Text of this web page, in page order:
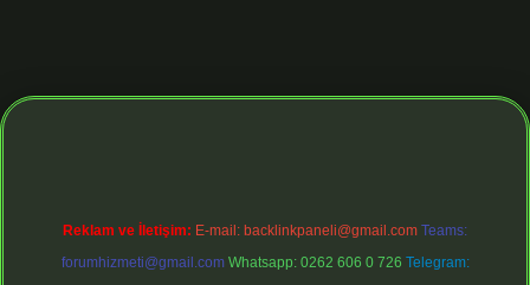
adresihttps://tulipbett.net/
Reklam ve İletişim: E-mail: backlinkpaneli@gmail.com Teams:
forumhizmeti@gmail.com Whatsapp: 0262 606 0 726 Telegram: